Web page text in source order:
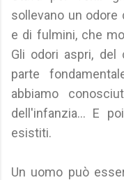
sollevano un odore
e di fulmini, che
Gli odori aspri, del
parte
abbiamo
dell'infanzia... E
esistiti.
Un uomo può